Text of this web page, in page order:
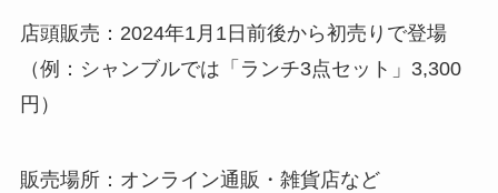
店頭販売：2024年1月1日前後から初売りで登場
（例：シャンブルでは「ランチ3点セット」3,300
円）
販売場所：オンライン通販・雑貨店など